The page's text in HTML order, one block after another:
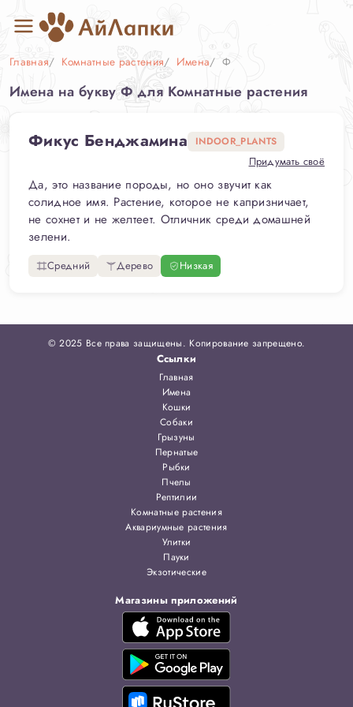
Главная Комнатные растения Имена Ф
Имена на букву Ф для Комнатные растения
Фикус Бенджамина INDOOR_PLANTS
Придумать своё
Да, это название породы, но оно звучит как
солидное имя. Растение, которое не капризничает,
не сохнет и не желтеет. Отличник среди домашней
зелени.
Средний Дерево Низкая
© 2025 Все права защищены. Копирование запрещено.
Ссылки
Главная
Имена
Кошки
Собаки
Грызуны
Пернатые
Рыбки
Пчелы
Рептилии
Комнатные растения
Аквариумные растения
Улитки
Пауки
Экзотические
Магазины приложений